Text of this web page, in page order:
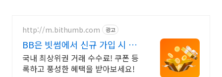
http://m.bithumb.com 광고
BB은 빗썸에서 신규 가입 시 5
만원 혜택
국내 최상위권 거래 수수료! 쿠폰 등
록하고 풍성한 혜택을 받아보세요!